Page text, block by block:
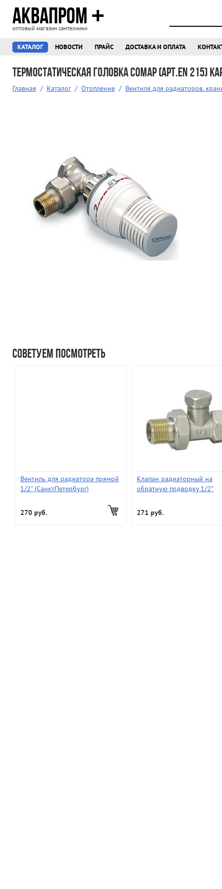
АКВАПРОМ
оптовый магазин сантехники
КАТАЛОГ НОВОСТИ ПРАЙС ДОСТАВКА И ОПЛАТА
Термостатическая головка COMAP (арт.EN 215)
Главная / Каталог / Отопление / Вентиля для радиаторов.
Советуем посмотреть
Вентиль для радиатора прямой
1/2" (СанктПетербург)
270 руб.
Клапан радиаторный на
обратную подводку 1/2"
под шестиграник.
271 руб.